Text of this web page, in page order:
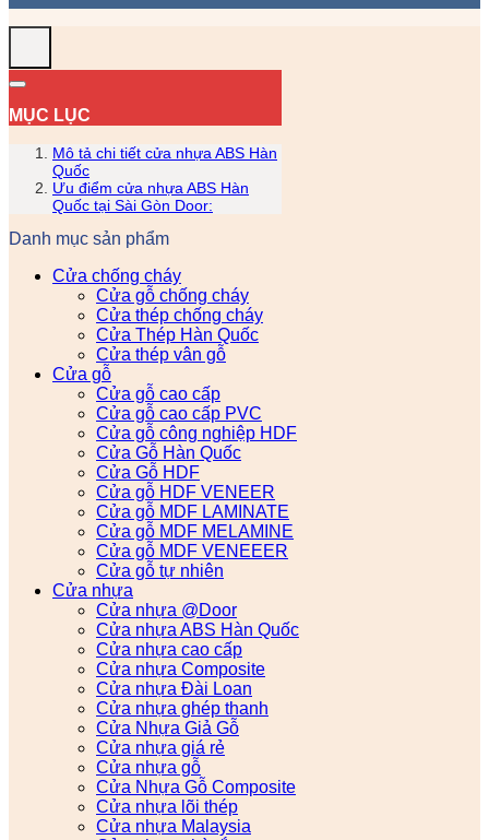
MỤC LỤC
Mô tả chi tiết cửa nhựa ABS Hàn
Quốc
Ưu điểm cửa nhựa ABS Hàn
Quốc tại Sài Gòn Door:
Danh mục sản phẩm
Cửa chống cháy
Cửa gỗ chống cháy
Cửa thép chống cháy
Cửa Thép Hàn Quốc
Cửa thép vân gỗ
Cửa gỗ
Cửa gỗ cao cấp
Cửa gỗ cao cấp PVC
Cửa gỗ công nghiệp HDF
Cửa Gỗ Hàn Quốc
Cửa Gỗ HDF
Cửa gỗ HDF VENEER
Cửa gỗ MDF LAMINATE
Cửa gỗ MDF MELAMINE
Cửa gỗ MDF VENEEER
Cửa gỗ tự nhiên
Cửa nhựa
Cửa nhựa @Door
Cửa nhựa ABS Hàn Quốc
Cửa nhựa cao cấp
Cửa nhựa Composite
Cửa nhựa Đài Loan
Cửa nhựa ghép thanh
Cửa Nhựa Giả Gỗ
Cửa nhựa giá rẻ
Cửa nhựa gỗ
Cửa Nhựa Gỗ Composite
Cửa nhựa lõi thép
Cửa nhựa Malaysia